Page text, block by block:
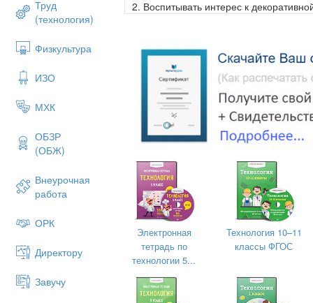
Труд
(технология)
Физкультура
ИЗО
МХК
ОБЗР
(ОБЖ)
Внеурочная
работа
ОРК
Директору
Завучу
2. Воспитывать интерес к
4.Воспитывать уважительное
к материалам, технике.
Вид урока: урок изучения нового
Тип урока: практический.
Оборудование: мультимедийная
файлы-заготовки.
Раздаточный материал: карточка с
коллекции ЦОР (http://school-
Электронная
тетрадь по
технологии 5...
Технология 10–11
классы ФГОС